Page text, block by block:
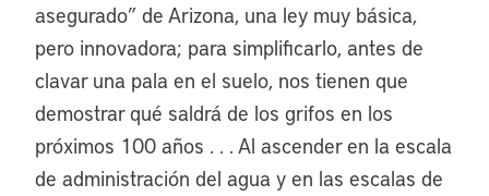
asegurado” de Arizona, una ley muy básica,
pero innovadora; para simplificarlo, antes de
clavar una pala en el suelo, nos tienen que
demostrar qué saldrá de los grifos en los
próximos 100 años . . . Al ascender en la escala
de administración del agua y en las escalas de